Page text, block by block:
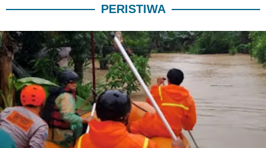
PERISTIWA